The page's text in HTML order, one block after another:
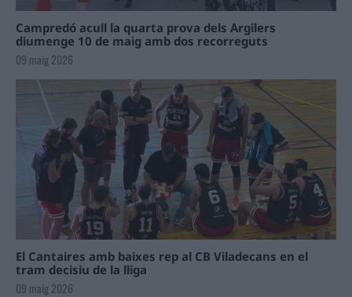
Campredó acull la quarta prova dels Argilers
diumenge 10 de maig amb dos recorreguts
09 maig 2026
El Cantaires amb baixes rep al CB Viladecans en el
tram decisiu de la lliga
09 maig 2026